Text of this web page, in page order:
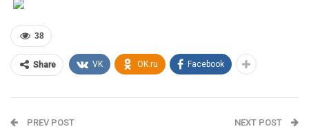
38
Share VK OK.ru Facebook
PREV POST NEXT POST